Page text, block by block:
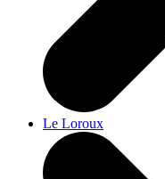
Le Loroux